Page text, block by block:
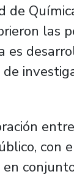
de
las
es
con